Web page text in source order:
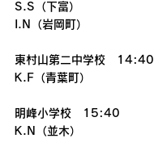
S.S（下富）
I.N（岩岡町）
東村山第二中学校　14:40
K.F（青葉町）
明峰小学校　15:40
K.N（並木）